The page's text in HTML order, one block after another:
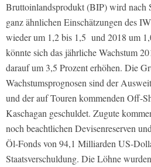
Bruttoinlandsprodukt (BIP) wird nach
ganz ähnlichen Einschätzungen des
wieder um 1,2 bis 1,5 und 2018 um
könnte sich das jährliche Wachstum
darauf um 3,5 Prozent erhöhen. Die
Wachstumsprognosen sind der
und der auf Touren kommenden Off-
Kaschagan geschuldet. Zugute
noch beachtlichen Devisenreserven
Öl-Fonds von 94,1 Milliarden US-
Staatsverschuldung. Die Löhne